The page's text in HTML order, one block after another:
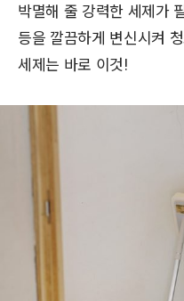
박멸해 줄 강력한 세제가
등을 깔끔하게 변신시켜
세제는 바로 이것!